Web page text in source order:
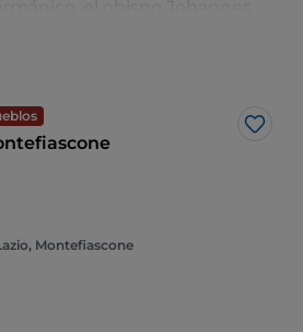
séquito y gran aficionado al
la inscripción
(es decir,
buen vino). Y eso hizo.
Me
Montefiascone